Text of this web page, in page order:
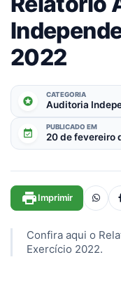
2022
stars
CATEGORIA
Auditoria
event_available
PUBLICADO EM
20 de fevereiro
print Imprimir
Confira aqui o
Exercício 2022.